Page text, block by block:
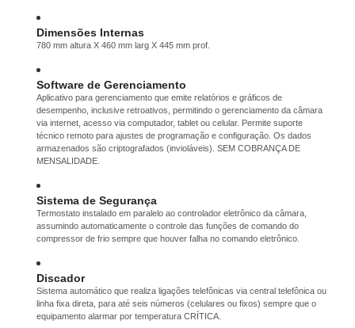
Dimensões Internas
780 mm altura X 460 mm larg X 445 mm prof.
Software de Gerenciamento
Aplicativo para gerenciamento que emite relatórios e gráficos de
desempenho, inclusive retroativos, permitindo o gerenciamento da câmara
via internet, acesso via computador, tablet ou celular. Permite suporte
técnico remoto para ajustes de programação e configuração. Os dados
armazenados são criptografados (invioláveis). SEM COBRANÇA DE
MENSALIDADE.
Sistema de Segurança
Termostato instalado em paralelo ao controlador eletrônico da câmara,
assumindo automaticamente o controle das funções de comando do
compressor de frio sempre que houver falha no comando eletrônico.
Discador
Sistema automático que realiza ligações telefônicas via central telefônica ou
linha fixa direta, para até seis números (celulares ou fixos) sempre que o
equipamento alarmar por temperatura CRÍTICA.